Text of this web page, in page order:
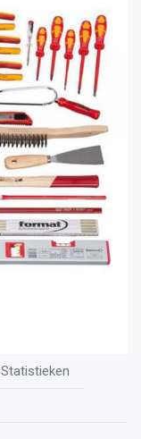
Statistieken